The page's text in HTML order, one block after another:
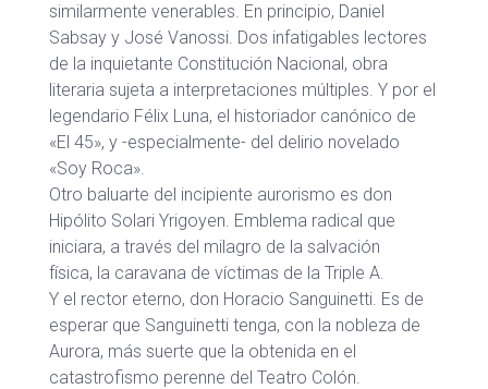
similarmente venerables. En principio, Daniel
Sabsay y José Vanossi. Dos infatigables lectores
de la inquietante Constitución Nacional, obra
literaria sujeta a interpretaciones múltiples. Y por el
legendario Félix Luna, el historiador canónico de
«El 45», y -especialmente- del delirio novelado
«Soy Roca».
Otro baluarte del incipiente aurorismo es don
Hipólito Solari Yrigoyen. Emblema radical que
iniciara, a través del milagro de la salvación
física, la caravana de víctimas de la Triple A.
Y el rector eterno, don Horacio Sanguinetti. Es de
esperar que Sanguinetti tenga, con la nobleza de
Aurora, más suerte que la obtenida en el
catastrofismo perenne del Teatro Colón.